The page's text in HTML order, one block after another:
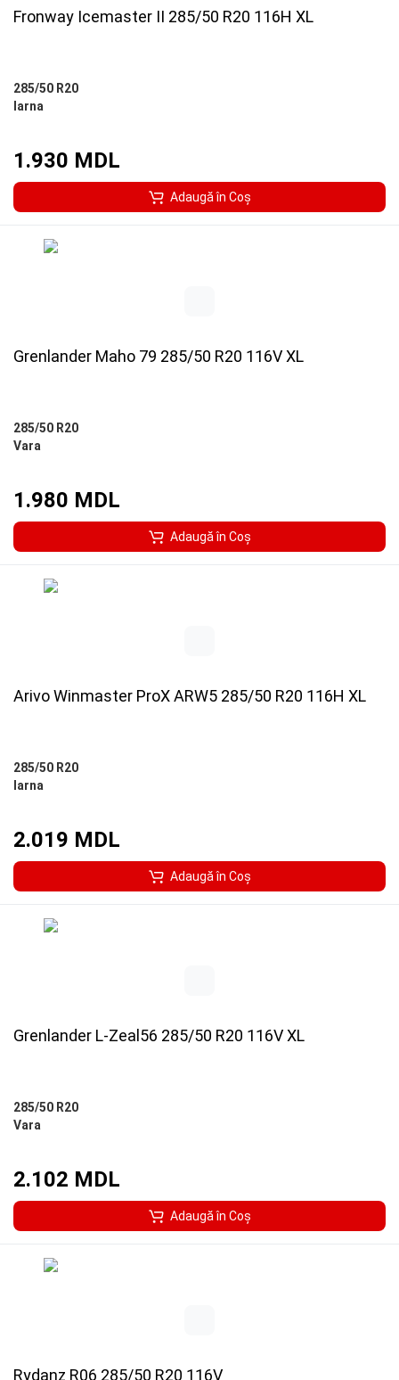
Fronway Icemaster II 285/50 R20 116H XL
285/50 R20
Iarna
1.930 MDL
Adaugă în Coş
Grenlander Maho 79 285/50 R20 116V XL
285/50 R20
Vara
1.980 MDL
Adaugă în Coş
Arivo Winmaster ProX ARW5 285/50 R20 116H XL
285/50 R20
Iarna
2.019 MDL
Adaugă în Coş
Grenlander L-Zeal56 285/50 R20 116V XL
285/50 R20
Vara
2.102 MDL
Adaugă în Coş
Rydanz R06 285/50 R20 116V